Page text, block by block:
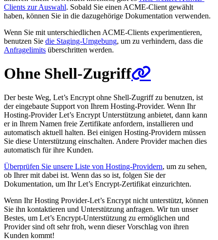
Clients zur Auswahl. Sobald Sie einen ACME-Client gewählt
haben, können Sie in die dazugehörige Dokumentation verwenden.
Wenn Sie mit unterschiedlichen ACME-Clients experimentieren,
benutzen Sie die Staging-Umgebung, um zu verhindern, dass die
Anfragelimits überschritten werden.
Ohne Shell-Zugriff
Der beste Weg, Let’s Encrypt ohne Shell-Zugriff zu benutzen, ist
der eingebaute Support von Ihrem Hosting-Provider. Wenn Ihr
Hosting-Provider Let’s Encrypt Unterstützung anbietet, dann kann
er in Ihrem Namen freie Zertifikate anfordern, installieren und
automatisch aktuell halten. Bei einigen Hosting-Providern müssen
Sie diese Unterstützung einschalten. Andere Provider machen dies
automatisch für ihre Kunden.
Überprüfen Sie unsere Liste von Hosting-Providern, um zu sehen,
ob Ihrer mit dabei ist. Wenn das so ist, folgen Sie der
Dokumentation, um Ihr Let’s Encrypt-Zertifikat einzurichten.
Wenn Ihr Hosting Provider-Let’s Encrypt nicht unterstützt, können
Sie ihn kontaktieren und Unterstützung anfragen. Wir tun unser
Bestes, um Let’s Encrypt-Unterstützung zu ermöglichen und
Provider sind oft sehr froh, wenn dieser Vorschlag von ihren
Kunden kommt!